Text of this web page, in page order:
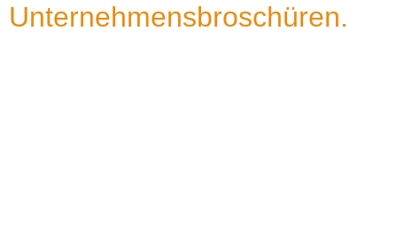
Unternehmensbroschüren.